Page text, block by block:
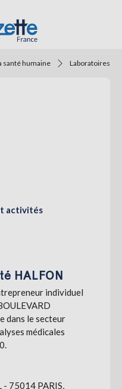
santé humaine Laboratoires
activités
HALFON
individuel
dans le secteur
médicales
- 75014 PARIS,